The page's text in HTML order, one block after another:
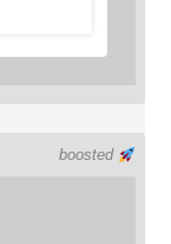
boosted